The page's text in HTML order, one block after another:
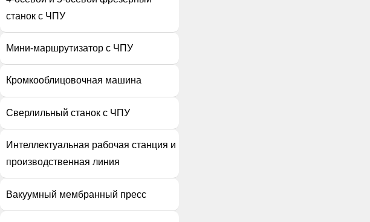
станок с ЧПУ
Мини-маршрутизатор с ЧПУ
Кромкооблицовочная машина
Сверлильный станок с ЧПУ
Интеллектуальная рабочая станция и
производственная линия
Вакуумный мембранный пресс